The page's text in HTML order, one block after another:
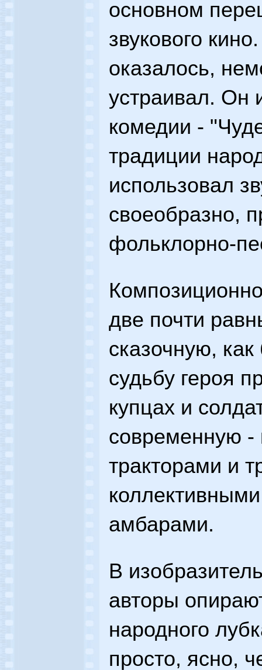
основном
звукового
оказалось,
устраивал. Он
комедии -
традиции
использовал
своеобразно,
фольклорно-
две почти
сказочную,
судьбу героя
купцах и
современную -
тракторами и
амбарами.
В
авторы
народного
просто, ясно,